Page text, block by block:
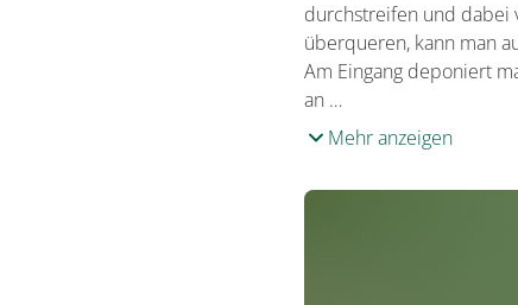
durchstreifen und dabei
überqueren, kann man
Am Eingang deponiert
an …
Mehr anzeigen